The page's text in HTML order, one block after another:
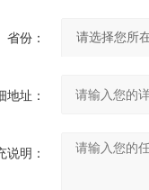
省份：
地址：
说明：